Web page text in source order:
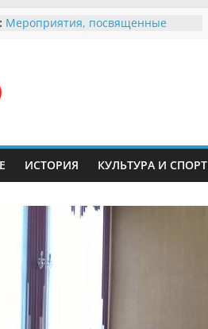
Мероприятия, посвященные
Безопасность в сети Интернет
Ученики приняли участие в
мероприятии «Сохраним
В вольере Воронинского
заповедника родились крапчатые
ИСТОРИЯ КУЛЬТУРА И СПОРТ